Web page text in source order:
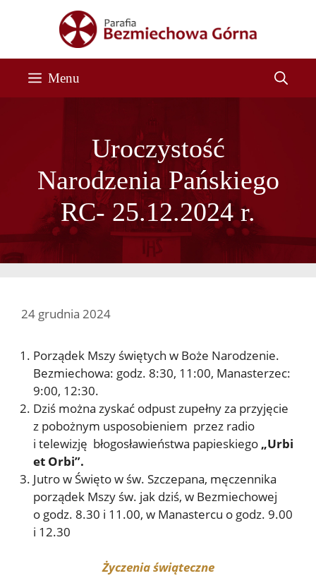
Menu
Uroczystość
Narodzenia Pańskiego
RC- 25.12.2024 r.
24 grudnia 2024
Porządek Mszy świętych w Boże Narodzenie.
Bezmiechowa: godz. 8:30, 11:00, Manasterzec:
9:00, 12:30.
Dziś można zyskać odpust zupełny za przyjęcie
z pobożnym usposobieniem przez radio
i telewizję błogosławieństwa papieskiego „Urbi
et Orbi”.
Jutro w Święto w św. Szczepana, męczennika
porządek Mszy św. jak dziś, w Bezmiechowej
o godz. 8.30 i 11.00, w Manastercu o godz. 9.00
i 12.30
Życzenia świąteczne